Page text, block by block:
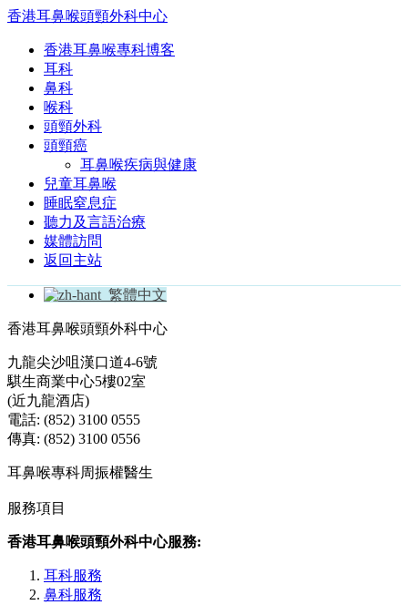
香港耳鼻喉頭頸外科中心
香港耳鼻喉專科博客
耳科
鼻科
喉科
頭頸外科
頭頸癌
耳鼻喉疾病與健康
兒童耳鼻喉
睡眠窒息症
聽力及言語治療
媒體訪問
返回主站
繁體中文
香港耳鼻喉頭頸外科中心
九龍尖沙咀漢口道4-6號
騏生商業中心5樓02室
(近九龍酒店)
電話: (852) 3100 0555
傳真: (852) 3100 0556
耳鼻喉專科周振權醫生
服務項目
香港耳鼻喉頭頸外科中心服務:
耳科服務
鼻科服務